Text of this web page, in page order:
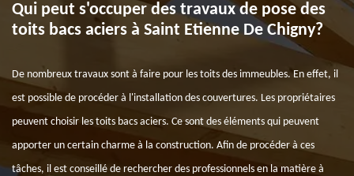
Qui peut s'occuper des travaux de pose des
toits bacs aciers à Saint Etienne De Chigny?
De nombreux travaux sont à faire pour les toits des immeubles. En effet, il
est possible de procéder à l'installation des couvertures. Les propriétaires
peuvent choisir les toits bacs aciers. Ce sont des éléments qui peuvent
apporter un certain charme à la construction. Afin de procéder à ces
tâches, il est conseillé de rechercher des professionnels en la matière à